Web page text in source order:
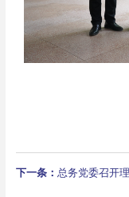
下一条： 总务党委召开